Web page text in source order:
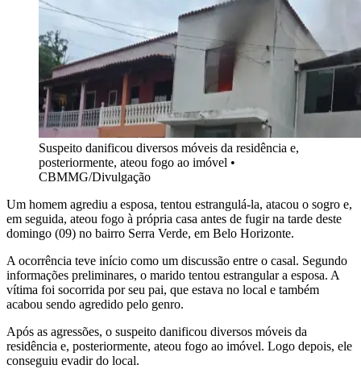
Suspeito danificou diversos móveis da residência e,
posteriormente, ateou fogo ao imóvel •
CBMMG/Divulgação
Um homem agrediu a esposa, tentou estrangulá-la, atacou o sogro e,
em seguida, ateou fogo à própria casa antes de fugir na tarde deste
domingo (09) no bairro Serra Verde, em Belo Horizonte.
A ocorrência teve início como um discussão entre o casal. Segundo
informações preliminares, o marido tentou estrangular a esposa. A
vítima foi socorrida por seu pai, que estava no local e também
acabou sendo agredido pelo genro.
Após as agressões, o suspeito danificou diversos móveis da
residência e, posteriormente, ateou fogo ao imóvel. Logo depois, ele
conseguiu evadir do local.